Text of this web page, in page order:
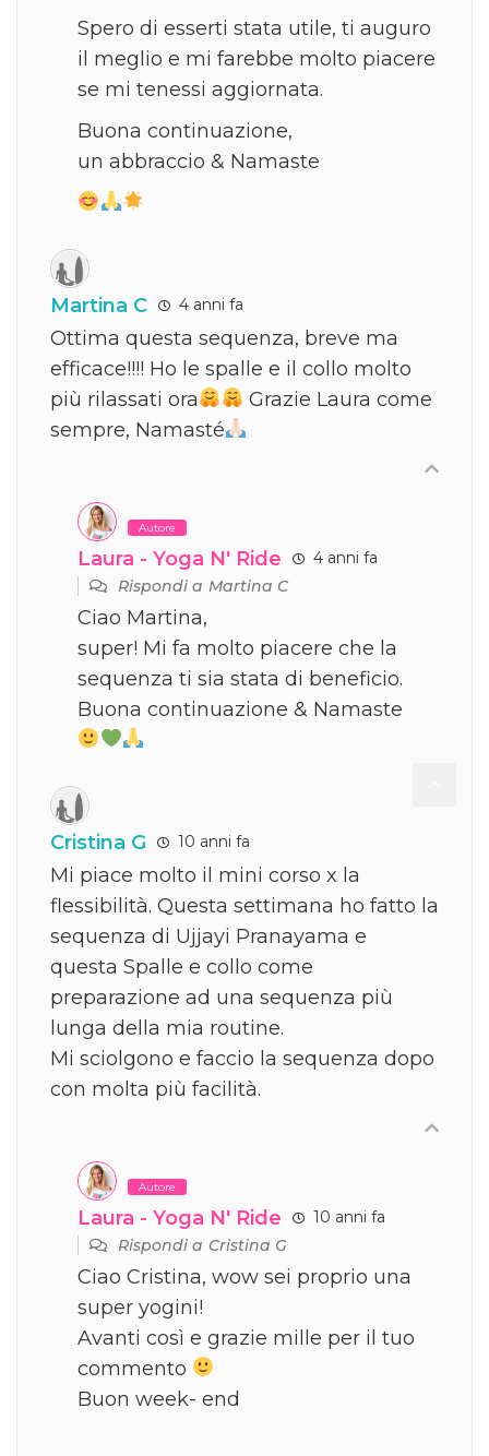
Spero di esserti stata utile, ti auguro
il meglio e mi farebbe molto piacere
se mi tenessi aggiornata.
Buona continuazione,
un abbraccio & Namaste
Martina C 4 anni fa
Ottima questa sequenza, breve ma
efficace!!!! Ho le spalle e il collo molto
più rilassati ora
Grazie Laura come
sempre, Namasté
Autore
Laura - Yoga N' Ride
4 anni fa
Rispondi aMartina C
Ciao Martina,
super! Mi fa molto piacere che la
sequenza ti sia stata di beneficio.
Buona continuazione & Namaste
Cristina G 10 anni fa
Mi piace molto il mini corso x la
flessibilità. Questa settimana ho fatto la
sequenza di Ujjayi Pranayama e
questa Spalle e collo come
preparazione ad una sequenza più
lunga della mia routine.
Mi sciolgono e faccio la sequenza dopo
con molta più facilità.
Autore
Laura - Yoga N' Ride
10 anni fa
Rispondi aCristina G
Ciao Cristina, wow sei proprio una
super yogini!
Avanti così e grazie mille per il tuo
commento
Buon week- end